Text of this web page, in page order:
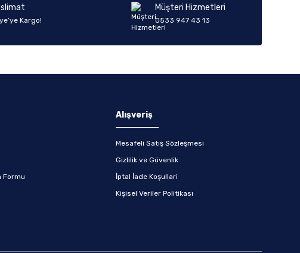
Kargo!
Müşteri Hizmetleri
0533 947 43 13
Formu
Alışveriş
Mesafeli Satış Sözleşmesi
Gizlilik ve Güvenlik
İptal İade Koşullari
Kişisel Veriler Politikası